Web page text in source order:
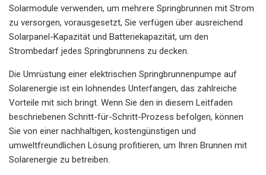
Solarmodule verwenden, um mehrere Springbrunnen mit Strom
zu versorgen, vorausgesetzt, Sie verfügen über ausreichend
Solarpanel-Kapazität und Batteriekapazität, um den
Strombedarf jedes Springbrunnens zu decken.
Die Umrüstung einer elektrischen Springbrunnenpumpe auf
Solarenergie ist ein lohnendes Unterfangen, das zahlreiche
Vorteile mit sich bringt. Wenn Sie den in diesem Leitfaden
beschriebenen Schritt-für-Schritt-Prozess befolgen, können
Sie von einer nachhaltigen, kostengünstigen und
umweltfreundlichen Lösung profitieren, um Ihren Brunnen mit
Solarenergie zu betreiben.